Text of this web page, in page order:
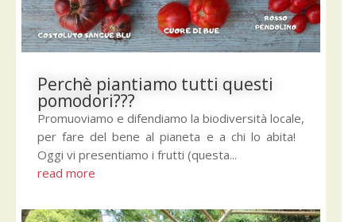
Perchè piantiamo tutti questi
pomodori???
Promuoviamo e difendiamo la biodiversità locale,
per fare del bene al pianeta e a chi lo abita!
Oggi vi presentiamo i frutti (questa...
read more